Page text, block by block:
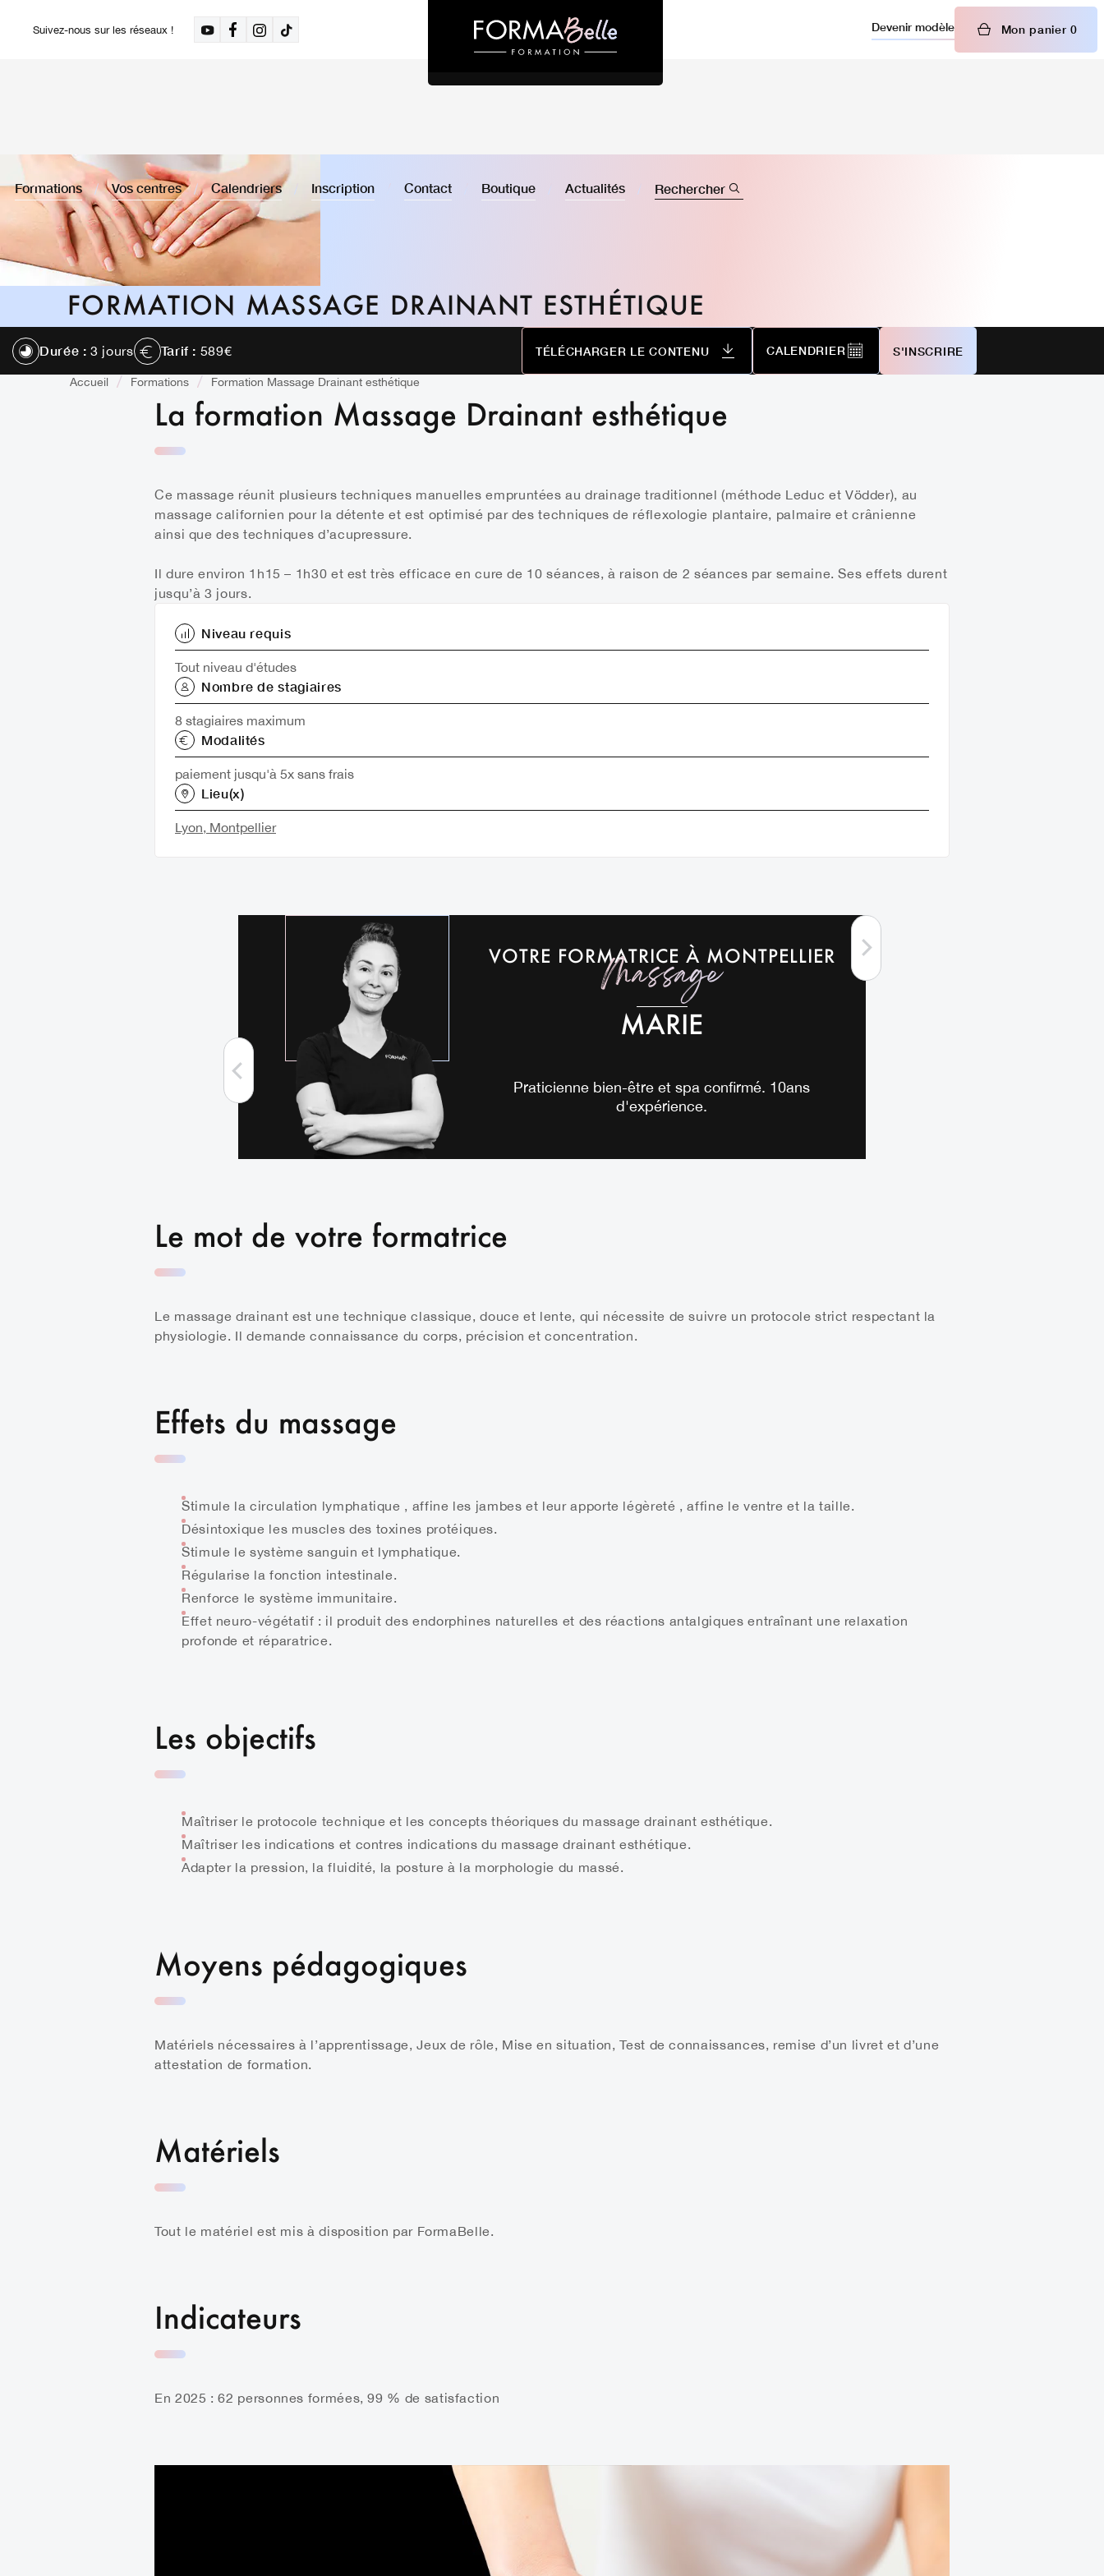
Suivez-nous sur les réseaux ! Devenir modèle Mon panier0
Formations Vos centres Calendriers Inscription Contact Boutique Actualités Rechercher
FORMATION MASSAGE DRAINANT ESTHÉTIQUE
Durée : 3 jours Tarif : 589€ TÉLÉCHARGER LE CONTENU CALENDRIER S'INSCRIRE
Accueil Formations Formation Massage Drainant esthétique
La formation Massage Drainant esthétique
Ce massage réunit plusieurs techniques manuelles empruntées au drainage traditionnel (méthode Leduc et Vödder), au
massage californien pour la détente et est optimisé par des techniques de réflexologie plantaire, palmaire et crânienne
ainsi que des techniques d’acupressure.
Il dure environ 1h15 – 1h30 et est très efficace en cure de 10 séances, à raison de 2 séances par semaine. Ses effets durent
jusqu’à 3 jours.
Niveau requis
Tout niveau d'études
Nombre de stagiaires
8 stagiaires maximum
Modalités
paiement jusqu'à 5x sans frais
Lieu(x)
Lyon, Montpellier
VOTRE FORMATRICE À MONTPELLIER
Massage
MARIE
Praticienne bien-être et spa confirmé. 10ans
d'expérience.
Le mot de votre formatrice
Le massage drainant est une technique classique, douce et lente, qui nécessite de suivre un protocole strict respectant la
physiologie. Il demande connaissance du corps, précision et concentration.
Effets du massage
Stimule la circulation lymphatique , affine les jambes et leur apporte légèreté , affine le ventre et la taille.
Désintoxique les muscles des toxines protéiques.
Stimule le système sanguin et lymphatique.
Régularise la fonction intestinale.
Renforce le système immunitaire.
Effet neuro-végétatif : il produit des endorphines naturelles et des réactions antalgiques entraînant une relaxation
profonde et réparatrice.
Les objectifs
Maîtriser le protocole technique et les concepts théoriques du massage drainant esthétique.
Maîtriser les indications et contres indications du massage drainant esthétique.
Adapter la pression, la fluidité, la posture à la morphologie du massé.
Moyens pédagogiques
Matériels nécessaires à l’apprentissage, Jeux de rôle, Mise en situation, Test de connaissances, remise d’un livret et d’une
attestation de formation.
Matériels
Tout le matériel est mis à disposition par FormaBelle.
Indicateurs
En 2025 : 62 personnes formées, 99 % de satisfaction